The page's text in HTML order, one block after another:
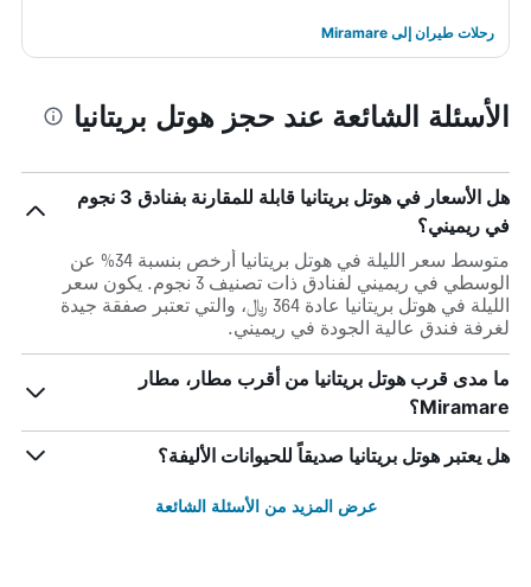
رحلات طيران إلى Miramare
الأسئلة الشائعة عند حجز هوتل بريتانيا
هل الأسعار في هوتل بريتانيا قابلة للمقارنة بفنادق 3 نجوم
في ريميني؟
متوسط سعر الليلة في هوتل بريتانيا أرخص بنسبة 34% عن
الوسطي في ريميني لفنادق ذات تصنيف 3 نجوم. يكون سعر
الليلة في هوتل بريتانيا عادة 364 ﷼، والتي تعتبر صفقة جيدة
لغرفة فندق عالية الجودة في ريميني.
ما مدى قرب هوتل بريتانيا من أقرب مطار، مطار
Miramare؟
هل يعتبر هوتل بريتانيا صديقاً للحيوانات الأليفة؟
عرض المزيد من الأسئلة الشائعة